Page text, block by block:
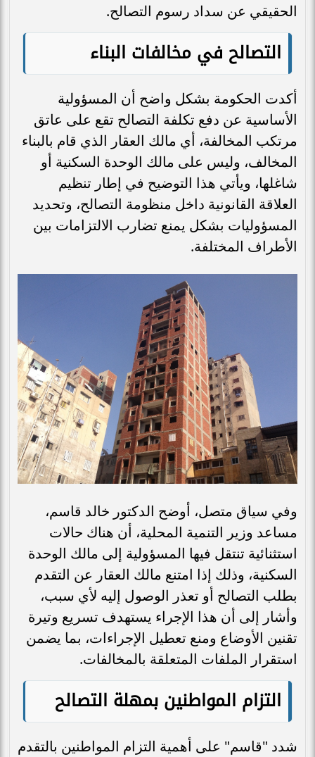
الحقيقي عن سداد رسوم التصالح.
التصالح في مخالفات البناء
أكدت الحكومة بشكل واضح أن المسؤولية
الأساسية عن دفع تكلفة التصالح تقع على عاتق
مرتكب المخالفة، أي مالك العقار الذي قام بالبناء
المخالف، وليس على مالك الوحدة السكنية أو
شاغلها، ويأتي هذا التوضيح في إطار تنظيم
العلاقة القانونية داخل منظومة التصالح، وتحديد
المسؤوليات بشكل يمنع تضارب الالتزامات بين
الأطراف المختلفة.
وفي سياق متصل، أوضح الدكتور خالد قاسم،
مساعد وزير التنمية المحلية، أن هناك حالات
استثنائية تنتقل فيها المسؤولية إلى مالك الوحدة
السكنية، وذلك إذا امتنع مالك العقار عن التقدم
بطلب التصالح أو تعذر الوصول إليه لأي سبب،
وأشار إلى أن هذا الإجراء يستهدف تسريع وتيرة
تقنين الأوضاع ومنع تعطيل الإجراءات، بما يضمن
استقرار الملفات المتعلقة بالمخالفات.
التزام المواطنين بمهلة التصالح
شدد "قاسم" على أهمية التزام المواطنين بالتقدم